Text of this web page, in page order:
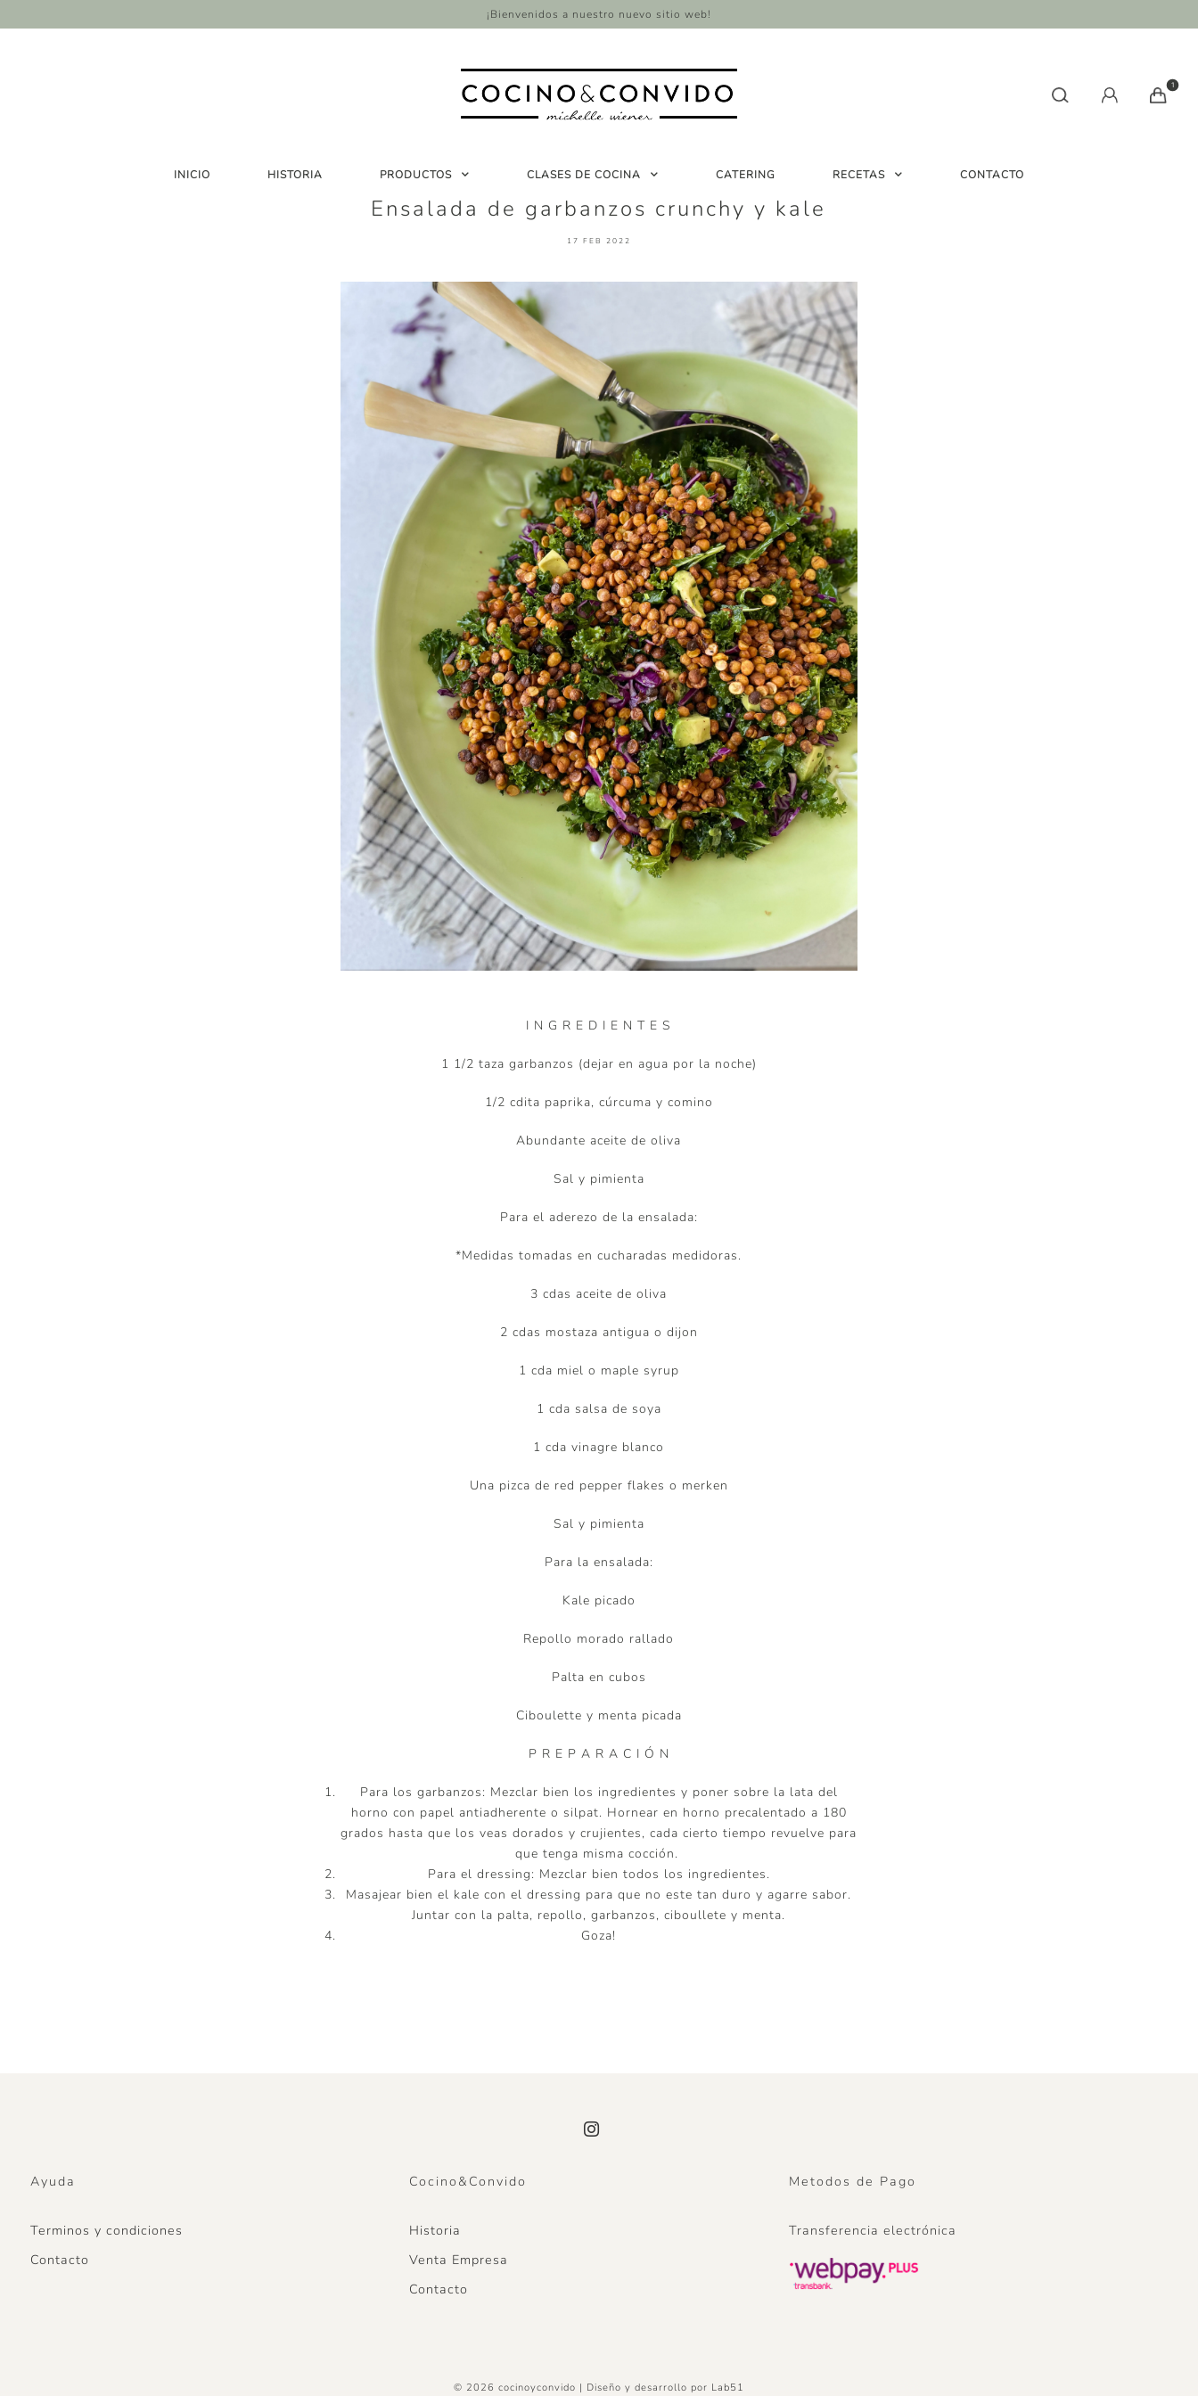
¡Bienvenidos a nuestro nuevo sitio web!
1
INICIO HISTORIA PRODUCTOS CLASES DE COCINA CATERING RECETAS CONTACTO
Ensalada de garbanzos crunchy y kale
17 FEB 2022
I N G R E D I E N T E S
1 1/2 taza garbanzos (dejar en agua por la noche)
1/2 cdita paprika, cúrcuma y comino
Abundante aceite de oliva
Sal y pimienta
Para el aderezo de la ensalada:
*Medidas tomadas en cucharadas medidoras.
3 cdas aceite de oliva
2 cdas mostaza antigua o dijon
1 cda miel o maple syrup
1 cda salsa de soya
1 cda vinagre blanco
Una pizca de red pepper flakes o merken
Sal y pimienta
Para la ensalada:
Kale picado
Repollo morado rallado
Palta en cubos
Ciboulette y menta picada
P R E P A R A C I Ó N
Para los garbanzos: Mezclar bien los ingredientes y poner sobre la lata del
horno con papel antiadherente o silpat. Hornear en horno precalentado a 180
grados hasta que los veas dorados y crujientes, cada cierto tiempo revuelve para
que tenga misma cocción.
Para el dressing: Mezclar bien todos los ingredientes.
Masajear bien el kale con el dressing para que no este tan duro y agarre sabor.
Juntar con la palta, repollo, garbanzos, ciboullete y menta.
Goza!
Ayuda
Terminos y condiciones
Contacto
Cocino&Convido
Historia
Venta Empresa
Contacto
Metodos de Pago
Transferencia electrónica
© 2026 cocinoyconvido | Diseño y desarrollo por Lab51